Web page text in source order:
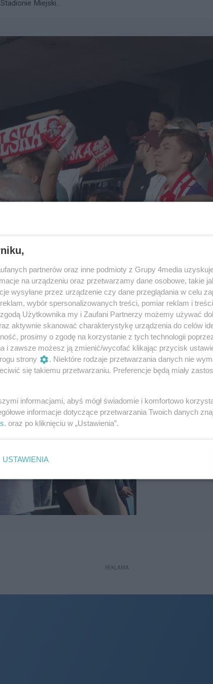
Miejski...
74 / 200
REKLAMA
partnerów oraz inne podmioty z Grupy 4media
na urządzeniu oraz przetwarzamy dane osobowe, takie
wysyłane przez urządzenie czy dane przeglądania w celu
wybór spersonalizowanych treści, pomiar reklam i
zgodą Użytkownika my i Zaufani Partnerzy możemy używać
aktywnie skanować charakterystykę urządzenia do celów
prosimy o zgodę na korzystanie z tych technologii
i zawsze możesz ją zmienić/wycofać klikając przycisk
strony
. Niektóre rodzaje przetwarzania danych nie
się takiemu przetwarzaniu. Preferencje będą miały
informacjami, abyś mógł świadomie i komfortowo
informacje dotyczące przetwarzania Twoich danych
. oraz po kliknięciu w „Ustawienia”.
USTAWIENIA